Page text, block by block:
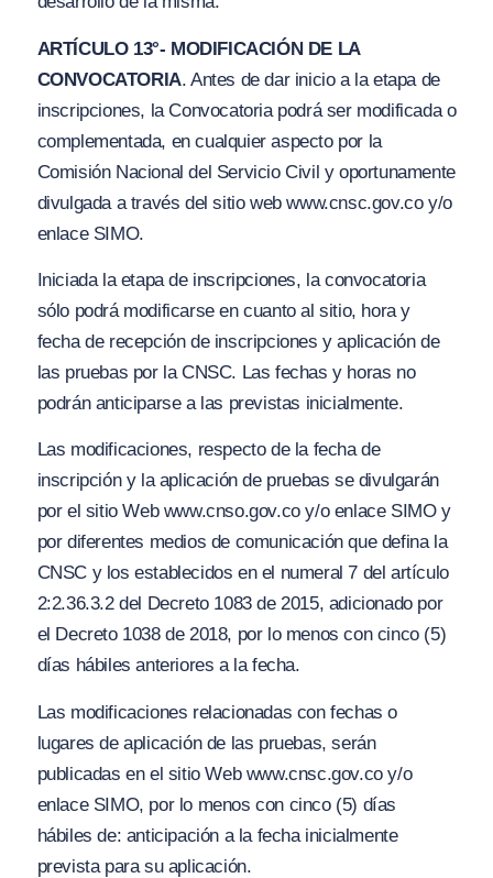
ARTÍCULO 13°- MODIFICACIÓN DE LA
CONVOCATORIA. Antes de dar inicio a la etapa de
inscripciones, la Convocatoria podrá ser modificada o
complementada, en cualquier aspecto por la
Comisión Nacional del Servicio Civil y oportunamente
divulgada a través del sitio webwww.cnsc.gov.coy/o
enlace SIMO.
Iniciada la etapa de inscripciones, la convocatoria
sólo podrá modificarse en cuanto al sitio, hora y
fecha de recepción de inscripciones y aplicación de
las pruebas por la CNSC. Las fechas y horas no
podrán anticiparse a las previstas inicialmente.
Las modificaciones, respecto de la fecha de
inscripción y la aplicación de pruebas se divulgarán
por el sitio Web www.cnso.gov.co y/o enlace SIMO y
por diferentes medios de comunicación que defina la
CNSC y los establecidos en el numeral 7 del artículo
2:2.36.3.2 del Decreto 1083 de 2015, adicionado por
el Decreto 1038 de 2018, por lo menos con cinco (5)
días hábiles anteriores a la fecha.
Las modificaciones relacionadas con fechas o
lugares de aplicación de las pruebas, serán
publicadas en el sitio Web www.cnsc.gov.coy/o
enlace SIMO, por lo menos con cinco (5) días
hábiles de: anticipación a la fecha inicialmente
prevista para su aplicación.